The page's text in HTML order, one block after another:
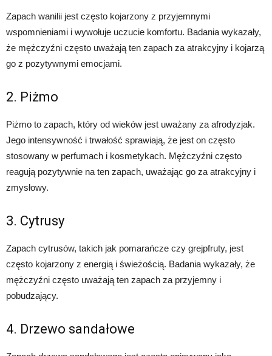
Zapach wanilii jest często kojarzony z przyjemnymi
wspomnieniami i wywołuje uczucie komfortu. Badania wykazały,
że mężczyźni często uważają ten zapach za atrakcyjny i kojarzą
go z pozytywnymi emocjami.
2. Piżmo
Piżmo to zapach, który od wieków jest uważany za afrodyzjak.
Jego intensywność i trwałość sprawiają, że jest on często
stosowany w perfumach i kosmetykach. Mężczyźni często
reagują pozytywnie na ten zapach, uważając go za atrakcyjny i
zmysłowy.
3. Cytrusy
Zapach cytrusów, takich jak pomarańcze czy grejpfruty, jest
często kojarzony z energią i świeżością. Badania wykazały, że
mężczyźni często uważają ten zapach za przyjemny i
pobudzający.
4. Drzewo sandałowe